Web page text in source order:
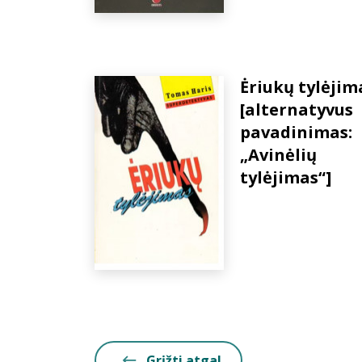
Ėriukų
[alternatyvus
pavadinimas:
„Avinėlių
tylėjimas“]